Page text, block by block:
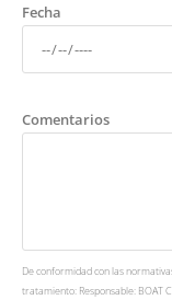
Fecha
Comentarios
De conformidad con las
tratamiento: Responsable: BOAT